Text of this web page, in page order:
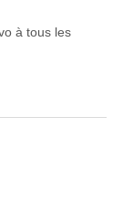
à tous les